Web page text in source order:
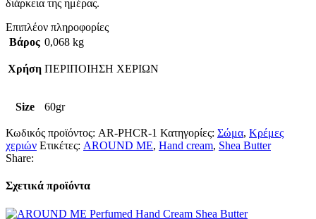
διάρκεια της ημέρας.
Επιπλέον πληροφορίες
Βάρος 0,068 kg
Χρήση ΠΕΡΙΠΟΙΗΣΗ ΧΕΡΙΩΝ
Size 60gr
Κωδικός προϊόντος: AR-PHCR-1 Κατηγορίες: Σώμα, Κρέμες
χεριών Ετικέτες: AROUND ME, Hand cream, Shea Butter
Share:
Σχετικά προϊόντα